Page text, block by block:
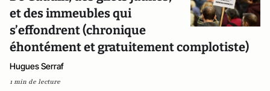
et des immeubles qui
s’effondrent (chronique
éhontément et gratuitement complotiste)
Hugues Serraf
1 min de lecture